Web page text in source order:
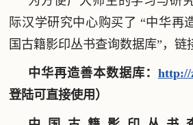
际汉学研究中心购买了 “中华再
国古籍影印丛书查询数据库”，链
中华再造善本数据库： http://
登陆可直接使用）